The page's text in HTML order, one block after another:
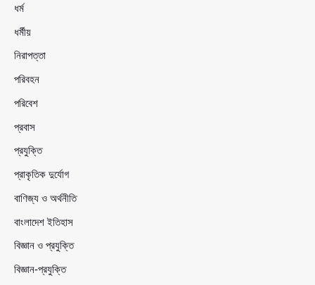
ধর্ম
ধর্মীয়
নিরাপত্তা
পরিবহন
পরিবেশ
প্রবাস
প্রযুক্তি
প্রাকৃতিক দুর্যোগ
বাণিজ্য ও অর্থনীতি
বাংলাদেশ ইতিহাস
বিজ্ঞান ও প্রযুক্তি
বিজ্ঞান-প্রযুক্তি